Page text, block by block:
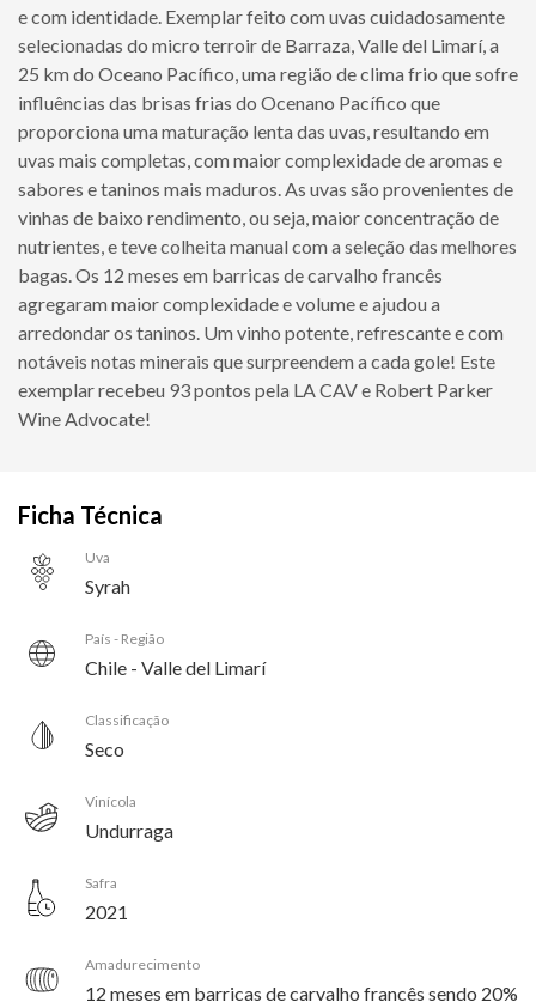
e com identidade. Exemplar feito com uvas cuidadosamente
selecionadas do micro terroir de Barraza, Valle del Limarí, a
25 km do Oceano Pacífico, uma região de clima frio que sofre
influências das brisas frias do Ocenano Pacífico que
proporciona uma maturação lenta das uvas, resultando em
uvas mais completas, com maior complexidade de aromas e
sabores e taninos mais maduros. As uvas são provenientes de
vinhas de baixo rendimento, ou seja, maior concentração de
nutrientes, e teve colheita manual com a seleção das melhores
bagas. Os 12 meses em barricas de carvalho francês
agregaram maior complexidade e volume e ajudou a
arredondar os taninos. Um vinho potente, refrescante e com
notáveis notas minerais que surpreendem a cada gole! Este
exemplar recebeu 93 pontos pela LA CAV e Robert Parker
Wine Advocate!
Ficha Técnica
Uva
Syrah
País - Região
Chile - Valle del Limarí
Classificação
Seco
Vinícola
Undurraga
Safra
2021
Amadurecimento
12 meses em barricas de carvalho francês sendo 20%